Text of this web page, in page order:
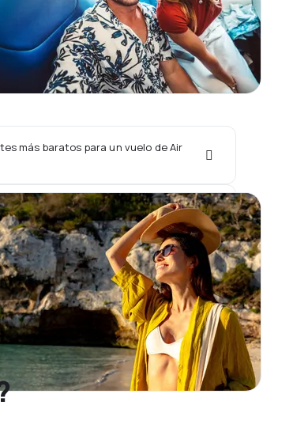
más baratos para un vuelo de Air
con un vuelo de Air Excursions?